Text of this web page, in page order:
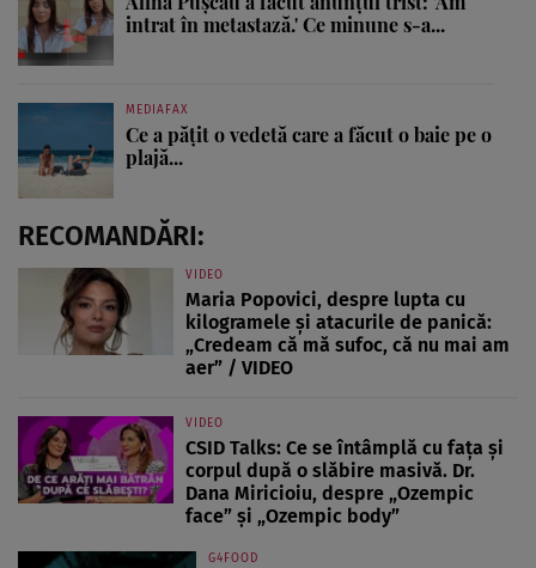
intrat în metastază.' Ce minune s-a...
MEDIAFAX
Ce a pățit o vedetă care a făcut o baie pe o
plajă...
RECOMANDĂRI:
VIDEO
Maria Popovici, despre lupta cu
kilogramele și atacurile de panică:
„Credeam că mă sufoc, că nu mai am
aer” / VIDEO
VIDEO
CSID Talks: Ce se întâmplă cu fața și
corpul după o slăbire masivă. Dr.
Dana Miricioiu, despre „Ozempic
face” și „Ozempic body”
G4FOOD